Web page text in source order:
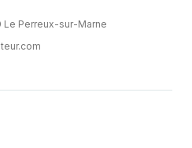
Le Perreux-sur-Marne